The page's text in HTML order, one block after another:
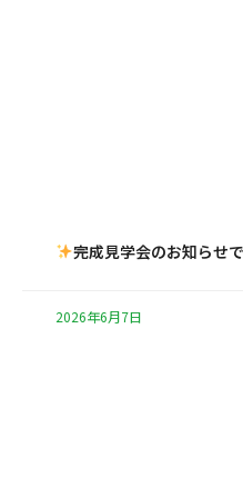
完成見学会のお知らせ
2026年6月7日